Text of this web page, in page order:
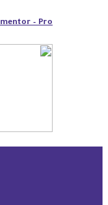
– Pro